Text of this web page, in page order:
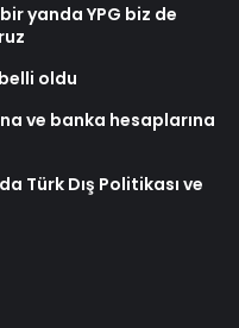
yanda YPG biz de
oldu
ve banka hesaplarına
Türk Dış Politikası ve